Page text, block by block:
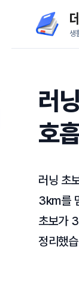
생
러
호
러닝 초
3km를
초보가
정리했